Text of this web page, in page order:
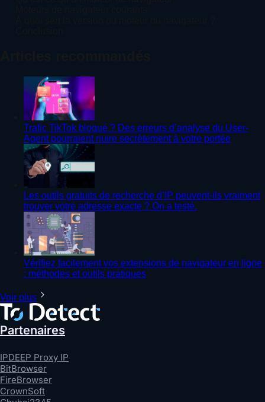
Trafic TikTok bloqué ? Des erreurs d’analyse du User-
Agent pourraient nuire secrètement à votre portée
Les outils gratuits de recherche d’IP peuvent-ils vraiment
trouver votre adresse exacte ? On a testé.
Vérifiez facilement vos extensions de navigateur en ligne
: méthodes et outils pratiques
Voir plus
Partenaires
IPDEEP Proxy IP
BitBrowser
FireBrowser
CrownSoft